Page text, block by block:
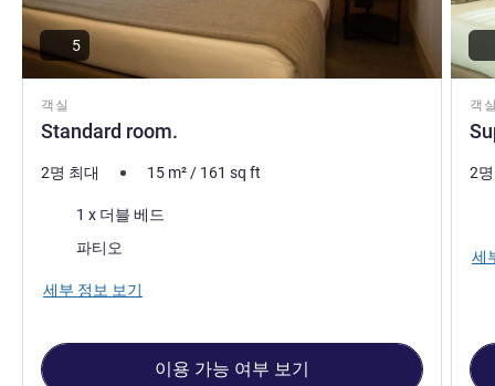
객실
Standard room.
5
2명 최대 15 m²/ 161 sq ft
1 x 더블 베드
파티오
세부 정보 보기
이용 가능 여부 보기
객
2
세